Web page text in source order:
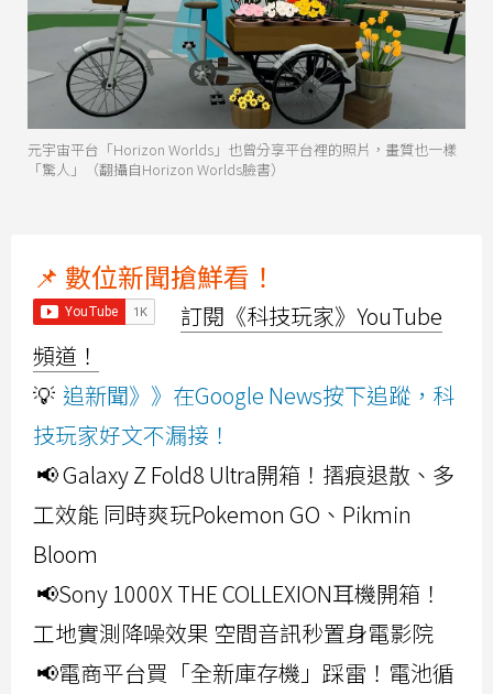
元宇宙平台「Horizon Worlds」也曾分享平台裡的照片，畫質也一樣
「驚人」（翻攝自Horizon Worlds臉書）
📌 數位新聞搶鮮看！
訂閱《科技玩家》YouTube
頻道！
💡 追新聞》》在Google News按下追蹤，科
技玩家好文不漏接！
📢 Galaxy Z Fold8 Ultra開箱！摺痕退散、多
工效能 同時爽玩Pokemon GO、Pikmin
Bloom
📢Sony 1000X THE COLLEXION耳機開箱！
工地實測降噪效果 空間音訊秒置身電影院
📢電商平台買「全新庫存機」踩雷！電池循